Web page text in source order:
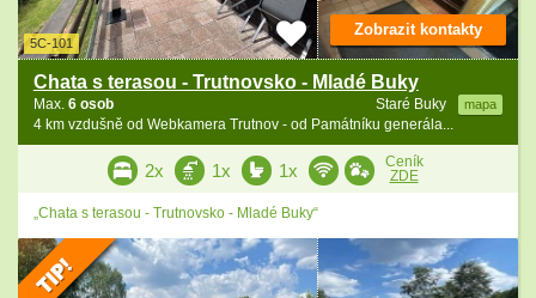
5C-101
Chata s terasou - Trutnovsko - Mladé Buky
Staré Buky mapa
Max. 6 osob
4 km vzdušně od Webkamera Trutnov - od Památníku generála...
Zobrazit kontakty
2x 1x 1x
Ceník
ZDE
„Chata s terasou - Trutnovsko - Mladé Buky“